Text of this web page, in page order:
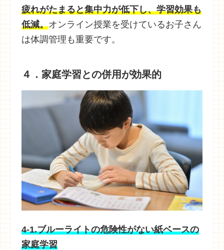
疲れがたまると集中力が低下し、学習効果も
低減。オンライン授業を受けているお子さん
は体調管理も重要です。
４．家庭学習との併用が効果的
4-1.ブルーライトの危険性がない紙ベースの
家庭学習